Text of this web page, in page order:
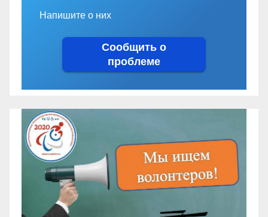
Напишите о них
Сообщить о
проблеме